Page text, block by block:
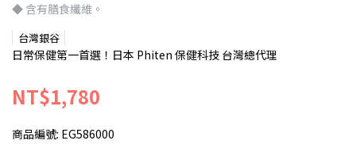
◆ 含有膳食纖維。
台灣銀谷
日常保健第一首選！日本 Phiten 保健科技 台灣總代理
NT$1,780
商品編號: EG586000